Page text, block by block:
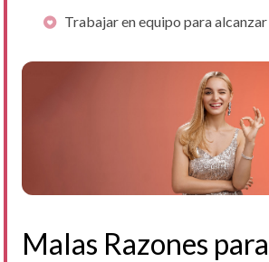
Trabajar en equipo para
Malas Razones